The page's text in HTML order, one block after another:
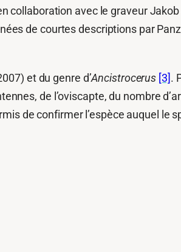
collaboration avec le graveur
de courtes descriptions par
et du genre d’Ancistrocerus [3].
de l’oviscapte, du nombre
de confirmer l’espèce auquel le